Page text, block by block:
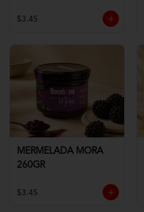
$3.45
MERMELADA MORA
260GR
$3.45